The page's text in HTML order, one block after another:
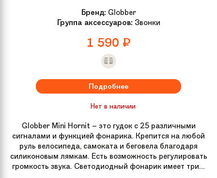
Бренд: Globber
Группа аксессуаров: Звонки
1 590 ₽
Подробнее
Нет в наличии
Globber Mini Hornit – это гудок с 25 различными
сигналами и функцией фонарика. Крепится на любой
руль велосипеда, самоката и беговела благодаря
силиконовым лямкам. Есть возможность регулировать
громкость звука. Светодиодный фонарик имеет три...